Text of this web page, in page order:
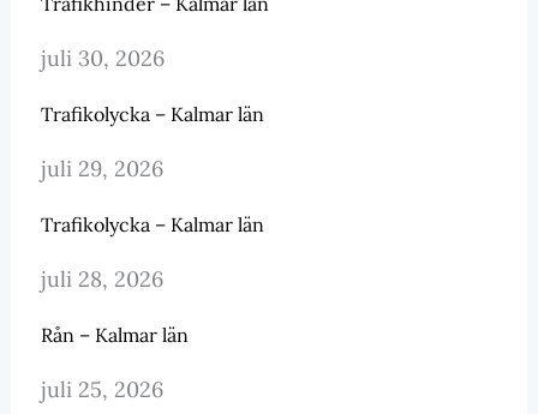
juli 30, 2026
Trafikolycka – Kalmar län
juli 29, 2026
Trafikolycka – Kalmar län
juli 28, 2026
Rån – Kalmar län
juli 25, 2026